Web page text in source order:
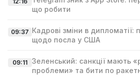
що робити
09:37 Кадрові зміни в дипломатії:
щодо посла у США
09:11 Зеленський: санкції мають
проблеми» та бити по